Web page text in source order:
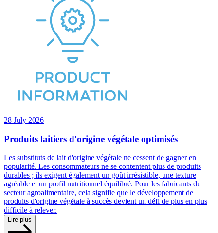
28 July 2026
Produits laitiers d'origine végétale optimisés
Les substituts de lait d'origine végétale ne cessent de gagner en
popularité. Les consommateurs ne se contentent plus de produits
durables ; ils exigent également un goût irrésistible, une texture
agréable et un profil nutritionnel équilibré. Pour les fabricants du
secteur agroalimentaire, cela signifie que le développement de
produits d'origine végétale à succès devient un défi de plus en plus
difficile à relever.
Lire plus